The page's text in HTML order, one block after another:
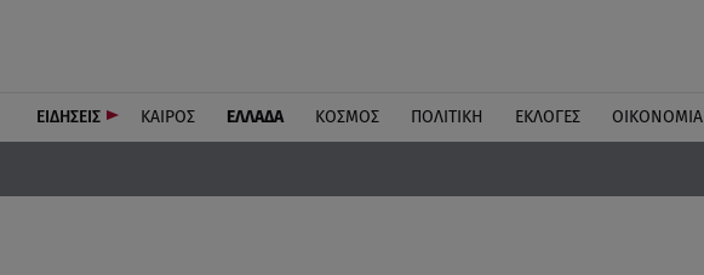
ΕΙΔΗΣΕΙΣ ΚΑΙΡΟΣ ΕΛΛΑΔΑ ΚΟΣΜΟΣ ΠΟΛΙΤΙΚΗ ΕΚΛΟΓΕΣ ΟΙΚΟΝΟΜΙΑ